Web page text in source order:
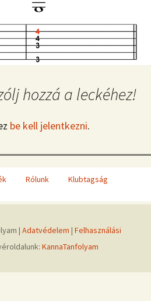
hozzá a leckéhez!
be kell jelentkezni.
Rólunk Klubtagság
| Adatvédelem | Felhasználási
KannaTanfolyam